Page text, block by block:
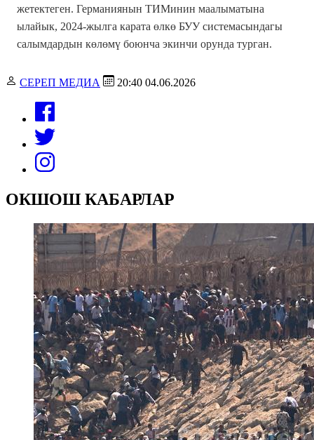
жетектеген. Германиянын ТИМинин маалыматына
ылайык, 2024-жылга карата өлкө БУУ системасындагы
салымдардын көлөмү боюнча экинчи орунда турган.
СЕРЕП МЕДИА 20:40 04.06.2026
ОКШОШ КАБАРЛАР